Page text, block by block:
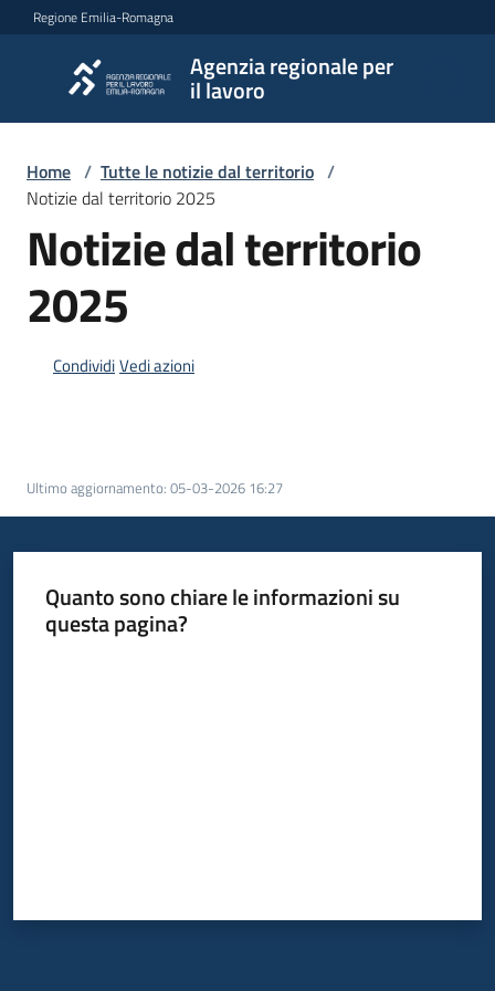
Vai al contenuto
Vai alla navigazione
Vai al footer
Regione Emilia-Romagna
Agenzia regionale per
il lavoro
Agenzia
regionale
per il
lavoro
L'Agenzia
I
centri
l'impiego
Home / Tutte le notizie dal territorio /
Notizie dal territorio 2025
Notizie dal territorio
2025
CondividiVedi azioni
Ultimo aggiornamento: 05-03-2026 16:27
Quanto sono chiare le informazioni su
questa pagina?